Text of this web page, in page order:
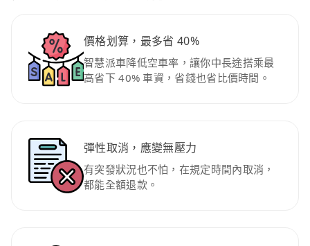
價格划算，最多省 40%
智慧派車降低空車率，讓你中長途搭乘最
高省下 40% 車資，省錢也省比價時間。
彈性取消，應變無壓力
有突發狀況也不怕，在規定時間內取消，
都能全額退款。